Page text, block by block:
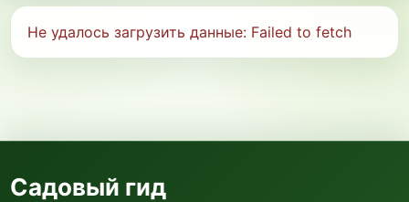
Не удалось загрузить данные: Failed to fetch
Садовый гид